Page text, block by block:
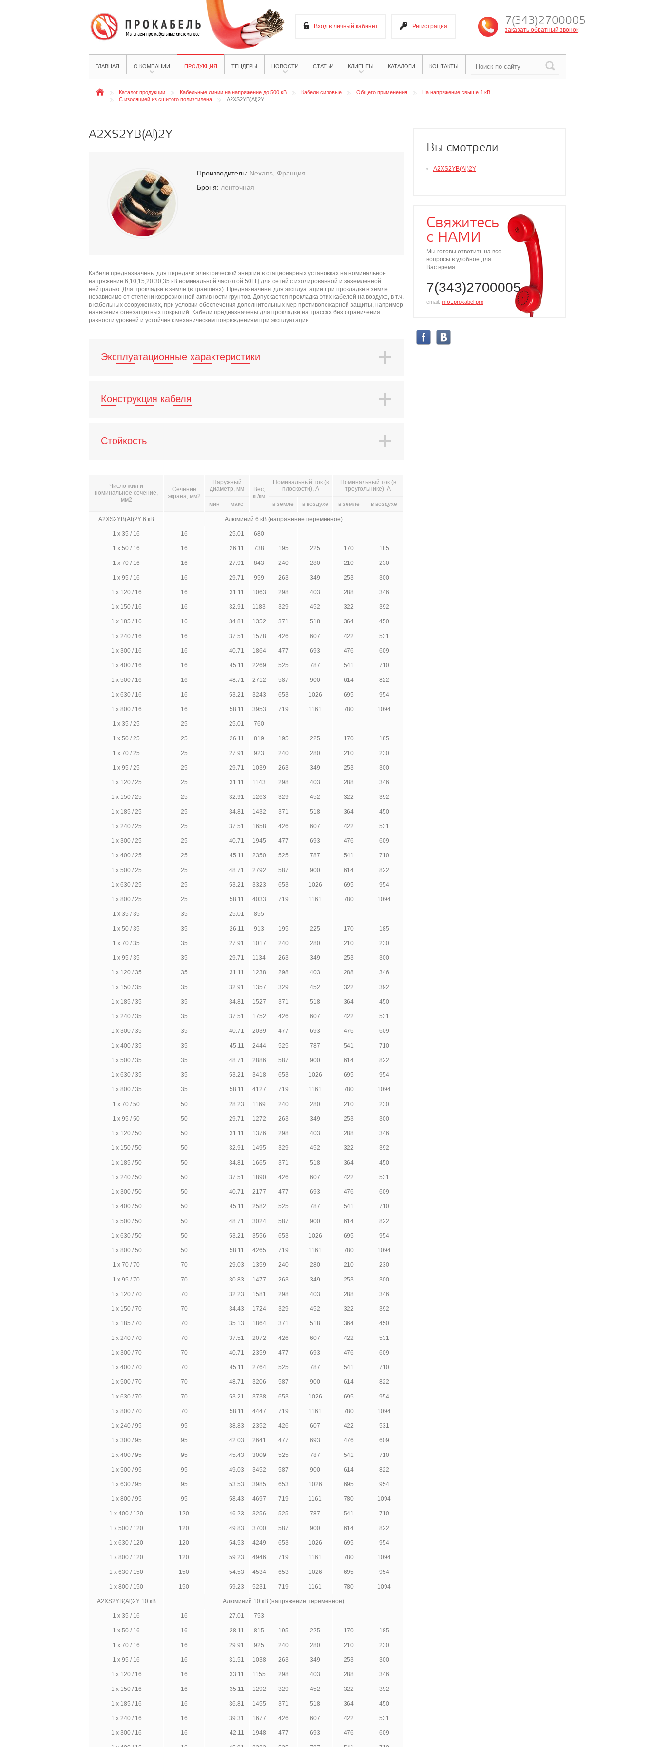
Вход в личный кабинет Регистрация 7(343)2700005
заказать обратный звонок
ГЛАВНАЯ О КОМПАНИИ ПРОДУКЦИЯ ТЕНДЕРЫ НОВОСТИ СТАТЬИ КЛИЕНТЫ КАТАЛОГИ КОНТАКТЫ
Каталог продукции Кабельные линии на напряжение до 500 кВ Кабели силовые Общего применения
На напряжение свыше 1 кВ
С изоляцией из сшитого полиэтилена
A2XS2YB(Al)2Y
A2XS2YB(Al)2Y
Производитель: Nexans, Франция
Броня: ленточная
Кабели предназначены для передачи электрической энергии в стационарных установках на номинальное
напряжение 6,10,15,20,30,35 кВ номинальной частотой 50ГЦ для сетей с изолированной и заземленной
нейтралью. Для прокладки в земле (в траншеях). Предназначены для эксплуатации при прокладке в земле
независимо от степени коррозионной активности грунтов. Допускается прокладка этих кабелей на воздухе, в т.ч.
в кабельных сооружениях, при условии обеспечения дополнительных мер противопожарной защиты, например
нанесения огнезащитных покрытий. Кабели предназначены для прокладки на трассах без ограничения
разности уровней и устойчив к механическим повреждениям при эксплуатации.
Эксплуатационные характеристики
Конструкция кабеля
Стойкость
Число жил и
номинальное сечение,
мм2
Сечение
экрана, мм2
Наружный
диаметр, мм
Вес,
кг/км
Номинальный ток (в
плоскости), А
Номинальный ток (в
треугольнике), А
мин макс в земле в воздухе в земле в воздухе
A2XS2YB(Al)2Y 6 кВ Алюминий 6 кВ (напряжение переменное)
1 х 35 / 16 16 25.01 680
1 х 50 / 16 16 26.11 738 195 225 170 185
1 х 70 / 16 16 27.91 843 240 280 210 230
1 х 95 / 16 16 29.71 959 263 349 253 300
1 х 120 / 16 16 31.11 1063 298 403 288 346
1 х 150 / 16 16 32.91 1183 329 452 322 392
1 х 185 / 16 16 34.81 1352 371 518 364 450
1 х 240 / 16 16 37.51 1578 426 607 422 531
1 х 300 / 16 16 40.71 1864 477 693 476 609
1 х 400 / 16 16 45.11 2269 525 787 541 710
1 х 500 / 16 16 48.71 2712 587 900 614 822
1 х 630 / 16 16 53.21 3243 653 1026 695 954
1 х 800 / 16 16 58.11 3953 719 1161 780 1094
1 х 35 / 25 25 25.01 760
1 х 50 / 25 25 26.11 819 195 225 170 185
1 х 70 / 25 25 27.91 923 240 280 210 230
1 х 95 / 25 25 29.71 1039 263 349 253 300
1 х 120 / 25 25 31.11 1143 298 403 288 346
1 х 150 / 25 25 32.91 1263 329 452 322 392
1 х 185 / 25 25 34.81 1432 371 518 364 450
1 х 240 / 25 25 37.51 1658 426 607 422 531
1 х 300 / 25 25 40.71 1945 477 693 476 609
1 х 400 / 25 25 45.11 2350 525 787 541 710
1 х 500 / 25 25 48.71 2792 587 900 614 822
1 х 630 / 25 25 53.21 3323 653 1026 695 954
1 х 800 / 25 25 58.11 4033 719 1161 780 1094
1 х 35 / 35 35 25.01 855
1 х 50 / 35 35 26.11 913 195 225 170 185
1 х 70 / 35 35 27.91 1017 240 280 210 230
1 х 95 / 35 35 29.71 1134 263 349 253 300
1 х 120 / 35 35 31.11 1238 298 403 288 346
1 х 150 / 35 35 32.91 1357 329 452 322 392
1 х 185 / 35 35 34.81 1527 371 518 364 450
1 х 240 / 35 35 37.51 1752 426 607 422 531
1 х 300 / 35 35 40.71 2039 477 693 476 609
1 х 400 / 35 35 45.11 2444 525 787 541 710
1 х 500 / 35 35 48.71 2886 587 900 614 822
1 х 630 / 35 35 53.21 3418 653 1026 695 954
1 х 800 / 35 35 58.11 4127 719 1161 780 1094
1 х 70 / 50 50 28.23 1169 240 280 210 230
1 х 95 / 50 50 29.71 1272 263 349 253 300
1 х 120 / 50 50 31.11 1376 298 403 288 346
1 х 150 / 50 50 32.91 1495 329 452 322 392
1 х 185 / 50 50 34.81 1665 371 518 364 450
1 х 240 / 50 50 37.51 1890 426 607 422 531
1 х 300 / 50 50 40.71 2177 477 693 476 609
1 х 400 / 50 50 45.11 2582 525 787 541 710
1 х 500 / 50 50 48.71 3024 587 900 614 822
1 х 630 / 50 50 53.21 3556 653 1026 695 954
1 х 800 / 50 50 58.11 4265 719 1161 780 1094
1 х 70 / 70 70 29.03 1359 240 280 210 230
1 х 95 / 70 70 30.83 1477 263 349 253 300
1 х 120 / 70 70 32.23 1581 298 403 288 346
1 х 150 / 70 70 34.43 1724 329 452 322 392
1 х 185 / 70 70 35.13 1864 371 518 364 450
1 х 240 / 70 70 37.51 2072 426 607 422 531
1 х 300 / 70 70 40.71 2359 477 693 476 609
1 х 400 / 70 70 45.11 2764 525 787 541 710
1 х 500 / 70 70 48.71 3206 587 900 614 822
1 х 630 / 70 70 53.21 3738 653 1026 695 954
1 х 800 / 70 70 58.11 4447 719 1161 780 1094
1 х 240 / 95 95 38.83 2352 426 607 422 531
1 х 300 / 95 95 42.03 2641 477 693 476 609
1 х 400 / 95 95 45.43 3009 525 787 541 710
1 х 500 / 95 95 49.03 3452 587 900 614 822
1 х 630 / 95 95 53.53 3985 653 1026 695 954
1 х 800 / 95 95 58.43 4697 719 1161 780 1094
1 х 400 / 120 120 46.23 3256 525 787 541 710
1 х 500 / 120 120 49.83 3700 587 900 614 822
1 х 630 / 120 120 54.53 4249 653 1026 695 954
1 х 800 / 120 120 59.23 4946 719 1161 780 1094
1 х 630 / 150 150 54.53 4534 653 1026 695 954
1 х 800 / 150 150 59.23 5231 719 1161 780 1094
A2XS2YB(Al)2Y 10 кВ Алюминий 10 кВ (напряжение переменное)
1 х 35 / 16 16 27.01 753
1 х 50 / 16 16 28.11 815 195 225 170 185
1 х 70 / 16 16 29.91 925 240 280 210 230
1 х 95 / 16 16 31.51 1038 263 349 253 300
1 х 120 / 16 16 33.11 1155 298 403 288 346
1 х 150 / 16 16 35.11 1292 329 452 322 392
1 х 185 / 16 16 36.81 1455 371 518 364 450
1 х 240 / 16 16 39.31 1677 426 607 422 531
1 х 300 / 16 16 42.11 1948 477 693 476 609
Вы смотрели
A2XS2YB(Al)2Y
Свяжитесь
с НАМИ
Мы готовы ответить на все
вопросы в удобное для
Вас время.
7(343)2700005
email: info⃝prokabel.pro